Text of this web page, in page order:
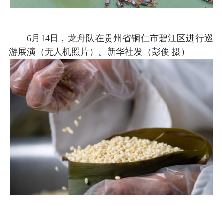
6月14日，龙舟队在贵州省铜仁市碧江区进行巡
游展演（无人机照片）。新华社发（彭俊 摄）